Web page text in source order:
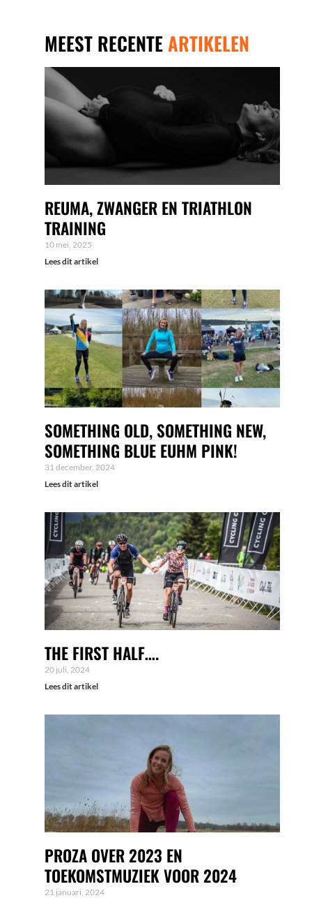
MEEST RECENTEARTIKELEN
REUMA, ZWANGER EN TRIATHLON
TRAINING
10 mei, 2025
Lees dit artikel
SOMETHING OLD, SOMETHING NEW,
SOMETHING BLUE EUHM PINK!
31 december, 2024
Lees dit artikel
THE FIRST HALF….
20 juli, 2024
Lees dit artikel
PROZA OVER 2023 EN
TOEKOMSTMUZIEK VOOR 2024
21 januari, 2024